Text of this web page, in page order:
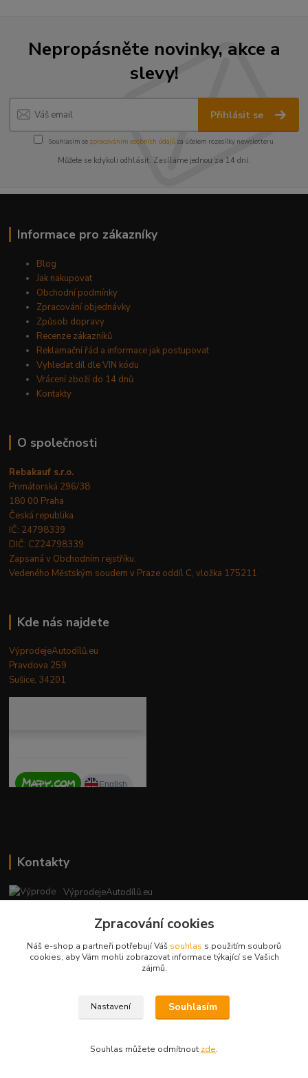
Nepropásněte novinky, akce a
slevy!
Přihlásit se
Souhlasím se zpracováním osobních údajůza účelem rozesílky newsletteru.
Můžete se kdykoli odhlásit. Zasíláme jednou za 14 dní.
Informace pro zákazníky
Blog
Jak nakupovat
Obchodní podmínky
Zpracování objednávky
Způsob dopravy
Recenze zákazníků
Reklamační řád a informace jak postupovat
Vyhledat díl dle VIN kódu
Vrácení zboží do 14 dnů
Kontakty
O společnosti
Rebakauf s.r.o.
Primátorská 296/38
180 00 Praha
Česká republika
IČ: 24798339
DIČ: CZ24798339
Zapsaná v Obchodním rejstříku.
Vedeného Městským soudem v Praze oddíl C, vložka 175211
Kde nás najdete
VýprodejeAutodílů.eu
Pravdova 259
Sušice, 34201
Kontakty
VýprodejeAutodílů.eu
(Po-Pá, 9-16 hod.)
vyprodejeautodilu@centrum.cz
Copyright © 2023 - vyprodejeautodilu.eu
Zpracování cookies
Náš e-shop a partneři potřebují Váš souhlas s použitím souborů
cookies, aby Vám mohli zobrazovat informace týkající se Vašich
zájmů.
Nastavení Souhlasím
Souhlas můžete odmítnout zde.